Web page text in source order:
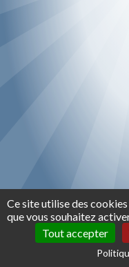
Ce site utilise des
que vous souhaitez
Tout accepter